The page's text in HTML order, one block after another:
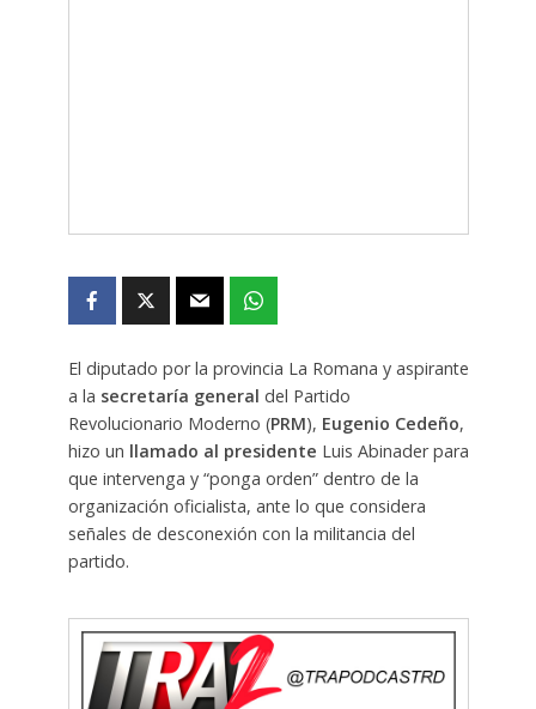
El diputado por la provincia La Romana y aspirante
a la secretaría general del Partido
Revolucionario Moderno (PRM), Eugenio Cedeño,
hizo un llamado al presidente Luis Abinader para
que intervenga y “ponga orden” dentro de la
organización oficialista, ante lo que considera
señales de desconexión con la militancia del
partido.